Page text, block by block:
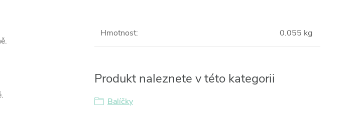
Hmotnost: 0.055 kg
Produkt naleznete v této kategorii
Balíčky